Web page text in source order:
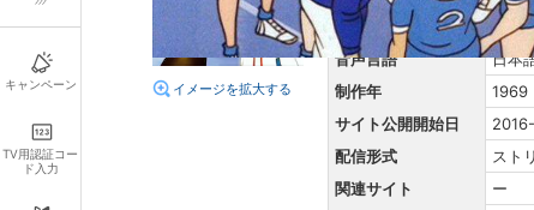
キャンペーン
TV用認証コー
ド入力
イメージを拡大する
再生時間
25分
音声言語
日本
制作年
1969
サイト公開開始日
配信形式
スト
関連サイト
ー